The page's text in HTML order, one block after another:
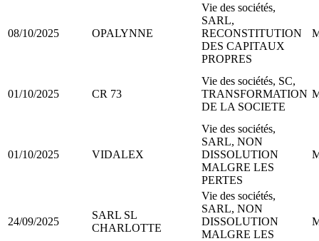
08/10/2025 OPALYNNE
Vie des sociétés,
SARL,
RECONSTITUTION
DES CAPITAUX
PROPRES
01/10/2025 CR 73
Vie des sociétés, SC,
TRANSFORMATION
DE LA SOCIETE
01/10/2025 VIDALEX
Vie des sociétés,
SARL, NON
DISSOLUTION
MALGRE LES
PERTES
24/09/2025
SARL SL
CHARLOTTE
Vie des sociétés,
SARL, NON
DISSOLUTION
MALGRE LES